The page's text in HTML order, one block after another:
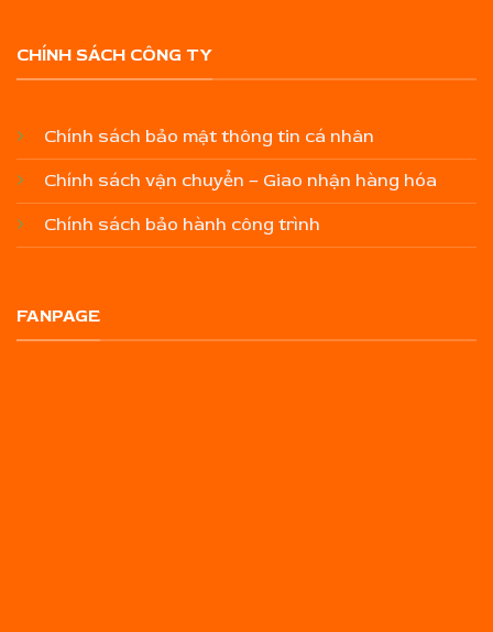
CHÍNH SÁCH CÔNG TY
Chính sách bảo mật thông tin cá nhân
Chính sách vận chuyển – Giao nhận hàng hóa
Chính sách bảo hành công trình
FANPAGE